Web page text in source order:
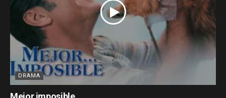
DRAMA